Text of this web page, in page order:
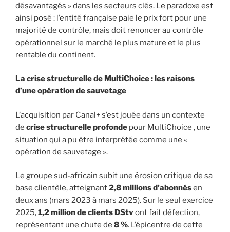
désavantagés » dans les secteurs clés. Le paradoxe est
ainsi posé : l’entité française paie le prix fort pour une
majorité de contrôle, mais doit renoncer au contrôle
opérationnel sur le marché le plus mature et le plus
rentable du continent.
La crise structurelle de MultiChoice : les raisons
d’une opération de sauvetage
L’acquisition par Canal+ s’est jouée dans un contexte
de crise structurelle profonde pour MultiChoice , une
situation qui a pu être interprétée comme une «
opération de sauvetage ».
Le groupe sud-africain subit une érosion critique de sa
base clientèle, atteignant2,8 millions d’abonnésen
deux ans (mars 2023 à mars 2025). Sur le seul exercice
2025,1,2 million de clients DStvont fait défection,
représentant une chute de 8 %. L’épicentre de cette